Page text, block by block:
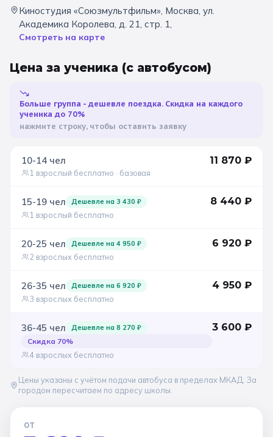
Киностудия «Союзмультфильм», Москва, ул.
Академика Королева, д. 21, стр. 1,
Смотреть на карте
Цена за ученика (с автобусом)
Больше группа - дешевле поездка. Скидка на каждого
ученика до 70%
нажмите строку, чтобы оставить заявку
10-14 чел
1 взрослый бесплатно · базовая
11 870 ₽
15-19 чел Дешевле на 3 430 ₽
1 взрослый бесплатно
8 440 ₽
20-25 чел Дешевле на 4 950 ₽
2 взрослых бесплатно
6 920 ₽
26-35 чел Дешевле на 6 920 ₽
3 взрослых бесплатно
4 950 ₽
36-45 чел
Скидка 70%
Дешевле на 8 270 ₽
4 взрослых бесплатно
3 600 ₽
Цены указаны с учётом подачи автобуса в пределах МКАД. За
городом пересчитаем по адресу школы.
ОТ